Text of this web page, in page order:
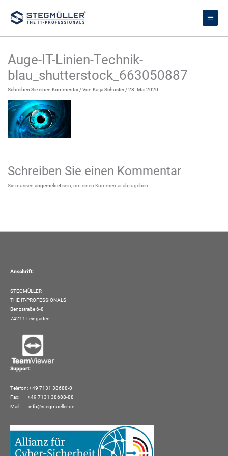
Inhalt
springen
Auge-IT-Linien-Technik-
blau_shutterstock_663050887
Schreiben Sie einen Kommentar / VonKatja Schuster/28. Mai 2020
Schreiben Sie einen Kommentar
Sie müssenangemeldetsein, um einen Kommentar abzugeben.
Anschrift:
STEGMÜLLER
THE IT-PROFESSIONALS
Benzstraße 6-8
74211 Leingarten
Support:
Telefon: +49 7131 38688-0
Fax: +49 7131 38688-88
Mail:
info@stegmueller.de